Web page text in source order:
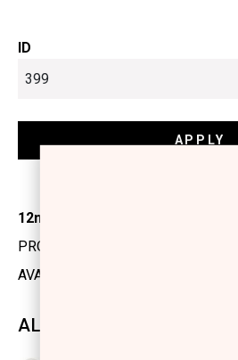
ID
12ml
PRODUCT CODE: 1103533
AVAILABILITY: IN STOCK
ALL SHADES